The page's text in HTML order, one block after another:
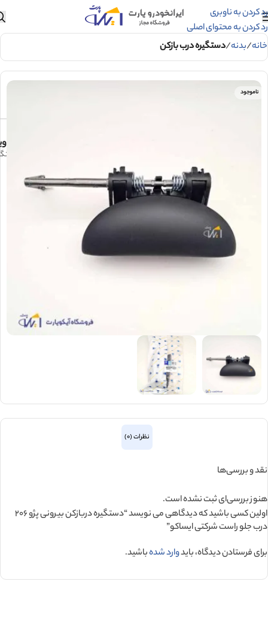
رد کردن به ناوبری
رد کردن به محتوای اصلی
خانه بدنه دستگیره درب بازکن
ناموجود
نظرات (0)
نقد و بررسی‌ها
هنوز بررسی‌ای ثبت نشده است.
اولین کسی باشید که دیدگاهی می نویسد “دستگيره دربازکن بیرونی پژو 206
درب جلو راست شرکتی ایساکو”
برای فرستادن دیدگاه، بایدوارد شدهباشید.